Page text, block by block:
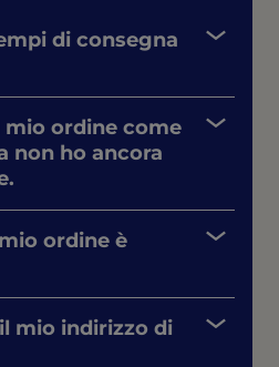
di consegna
mio ordine come
non ho ancora
ordine è
mio indirizzo di